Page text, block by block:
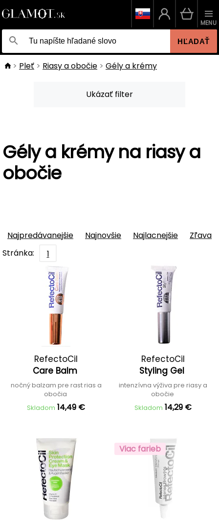
HĽADAŤ
MENU
Pleť Riasy a obočie Gély a krémy
Ukázať filter
Gély a krémy na riasy a
obočie
Najpredávanejšie Najnovšie Najlacnejšie
Zľava
Stránka:
1
RefectoCil
Care Balm
nočný balzam pre rast rias a
obočia
Skladom 14,49 €
RefectoCil
Styling Gel
intenzívna výživa pre riasy a
obočie
Skladom 14,29 €
Viac farieb